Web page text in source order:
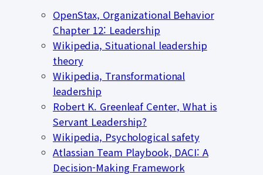
OpenStax, Organizational Behavior
Chapter 12: Leadership
Wikipedia, Situational leadership
theory
Wikipedia, Transformational
leadership
Robert K. Greenleaf Center, What is
Servant Leadership?
Wikipedia, Psychological safety
Atlassian Team Playbook, DACI: A
Decision-Making Framework